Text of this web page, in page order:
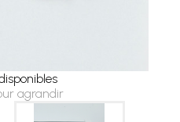
agrandir